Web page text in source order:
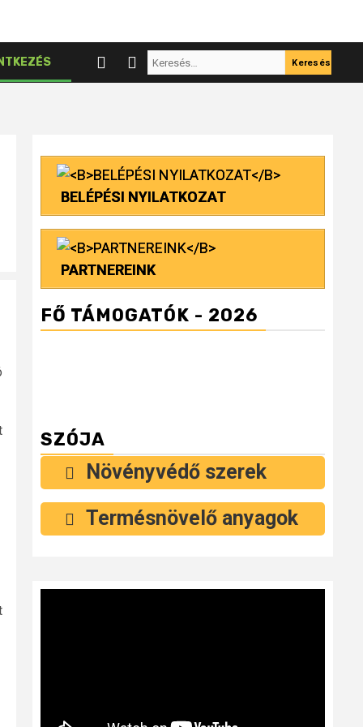
Keresés:
BELÉPÉSI NYILATKOZAT
PARTNEREINK
FŐ TÁMOGATÓK - 2026
SZÓJA
Növényvédő szerek
Termésnövelő anyagok